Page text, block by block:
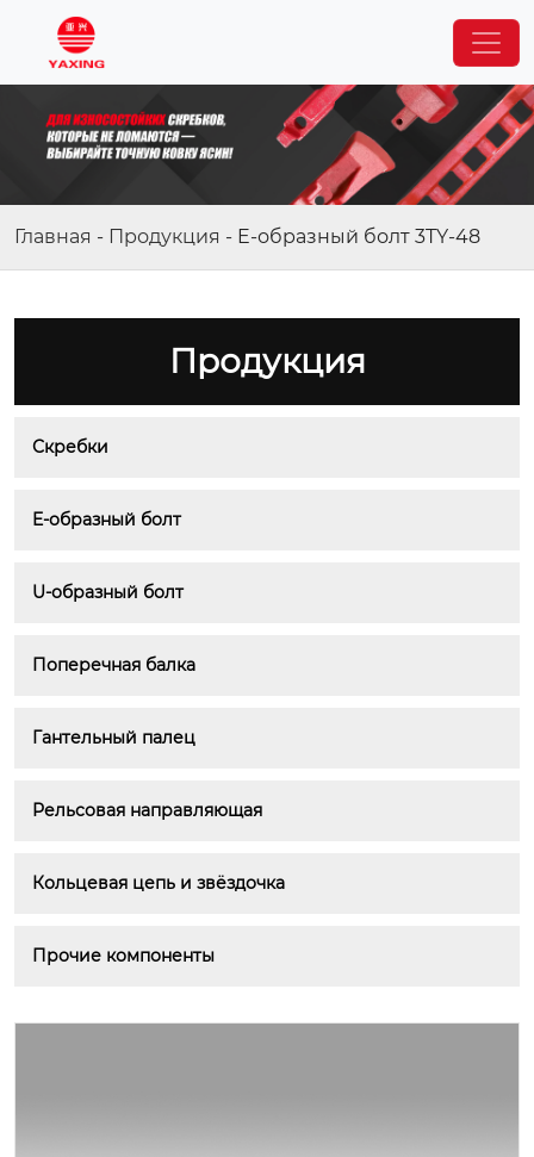
Главная - Продукция - E-образный болт 3TY-48
Продукция
Скребки
E-образный болт
U-образный болт
Поперечная балка
Гантельный палец
Рельсовая направляющая
Кольцевая цепь и звёздочка
Прочие компоненты